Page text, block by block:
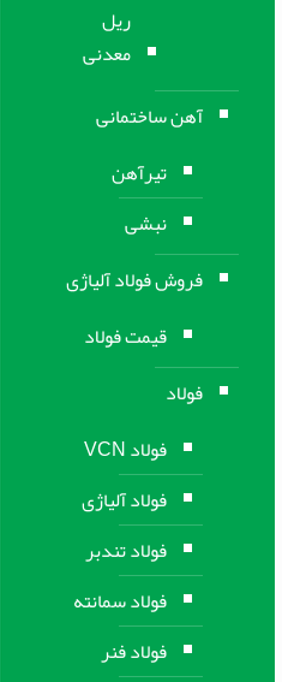
ریل
معدنی
آهن ساختمانی
تیرآهن
نبشی
فروش فولاد آلیاژی
قیمت فولاد
فولاد
فولاد VCN
فولاد آلیاژی
فولاد تندبر
فولاد سمانته
فولاد فنر